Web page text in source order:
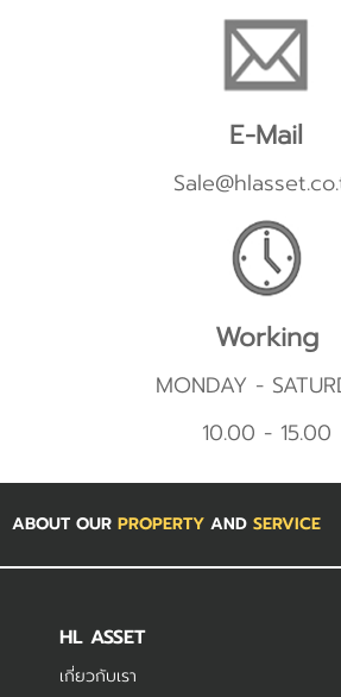
E-Mail
Working
MONDAY -
10.00 - 15.00
ABOUT OUR PROPERTY AND SERVICE
HL ASSET
เกี่ยวกับเรา